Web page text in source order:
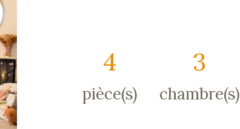
4
pièce(s)
3
chambre(s)